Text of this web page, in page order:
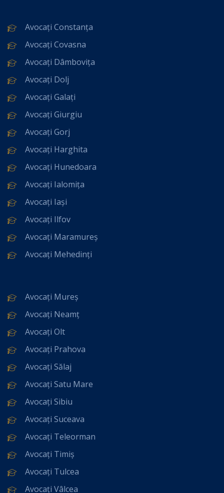
Avocați Constanța
Avocați Covasna
Avocați Dâmbovița
Avocați Dolj
Avocați Galați
Avocați Giurgiu
Avocați Gorj
Avocați Harghita
Avocați Hunedoara
Avocați Ialomița
Avocați Iași
Avocați Ilfov
Avocați Maramureș
Avocați Mehedinți
Avocați Mureș
Avocați Neamț
Avocați Olt
Avocați Prahova
Avocați Sălaj
Avocați Satu Mare
Avocați Sibiu
Avocați Suceava
Avocați Teleorman
Avocați Timiș
Avocați Tulcea
Avocați Vâlcea